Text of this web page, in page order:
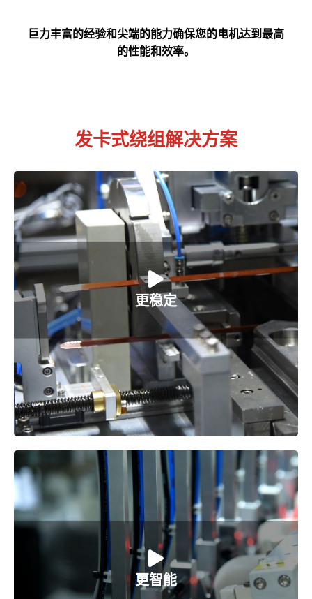
巨力丰富的经验和尖端的能力确保您的电机达到最高
的性能和效率。
发卡式绕组解决方案
更稳定
1. 中国第一条全自动扁线电机量产线交付至今连续稳
定生产超过80个月
2. 持续近30年客户信赖，交付客户300余条生产线，
其中新能源扁线电机量产线60余条
更智能
1. 生产、品质信息全程追溯
2. 机械仿真
3. 虚拟调试